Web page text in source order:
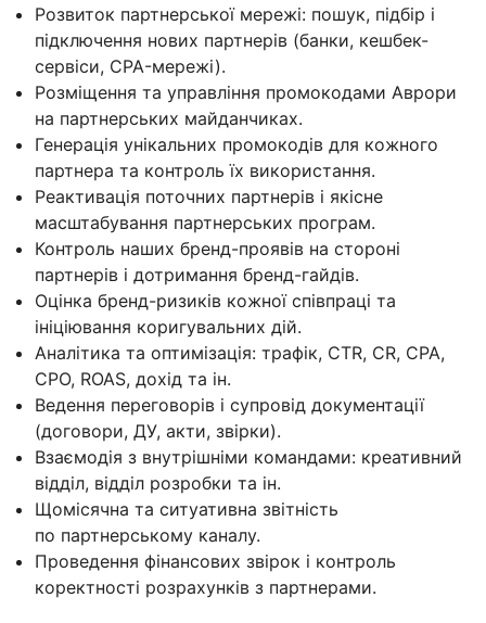
Розвиток партнерської мережі: пошук, підбір і
підключення нових партнерів (банки, кешбек-
сервіси, CPA-мережі).
Розміщення та управління промокодами Аврори
на партнерських майданчиках.
Генерація унікальних промокодів для кожного
партнера та контроль їх використання.
Реактивація поточних партнерів і якісне
масштабування партнерських програм.
Контроль наших бренд-проявів на стороні
партнерів і дотримання бренд-гайдів.
Оцінка бренд-ризиків кожної співпраці та
ініціювання коригувальних дій.
Аналітика та оптимізація: трафік, CTR, CR, CPA,
CPO, ROAS, дохід та ін.
Ведення переговорів і супровід документації
(договори, ДУ, акти, звірки).
Взаємодія з внутрішніми командами: креативний
відділ, відділ розробки та ін.
Щомісячна та ситуативна звітність
по партнерському каналу.
Проведення фінансових звірок і контроль
коректності розрахунків з партнерами.